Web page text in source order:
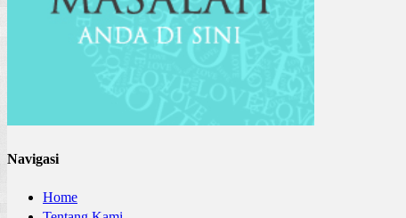
Navigasi
Home